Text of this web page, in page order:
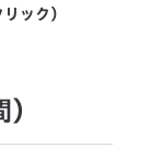
ック）